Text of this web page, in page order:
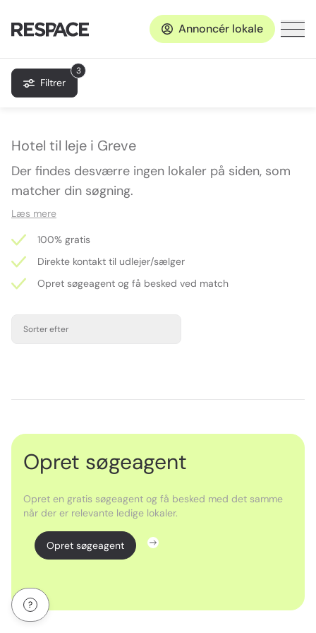
Annoncér lokale
3
Filtrer
Hotel til leje i Greve
Der findes desværre ingen lokaler på siden, som
matcher din søgning.
Læs mere
100% gratis
Direkte kontakt til udlejer/sælger
Opret søgeagent og få besked ved match
Sorter efter
Opret søgeagent
Opret en gratis søgeagent og få besked med det samme
når der er relevante ledige lokaler.
Opret søgeagent